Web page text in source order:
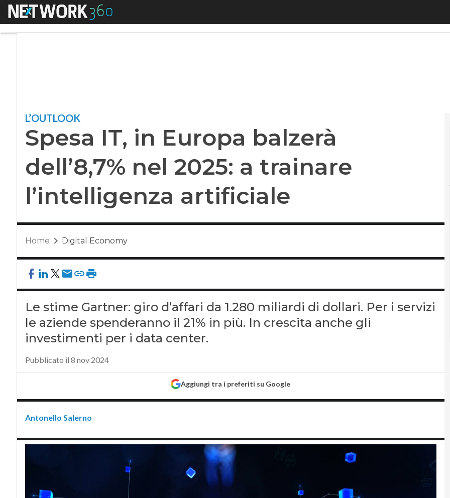
Menu Spesa IT, in Europa balzerà dell’8,7% nel 2025: a trainare
L’OUTLOOK
Spesa IT, in Europa balzerà
dell’8,7% nel 2025: a trainare
l’intelligenza artificiale
Home Digital Economy
Le stime Gartner: giro d’affari da 1.280 miliardi di dollari. Per i servizi
le aziende spenderanno il 21% in più. In crescita anche gli
investimenti per i data center.
Pubblicato il 8 nov 2024
Aggiungi tra i preferiti su Google
Antonello Salerno